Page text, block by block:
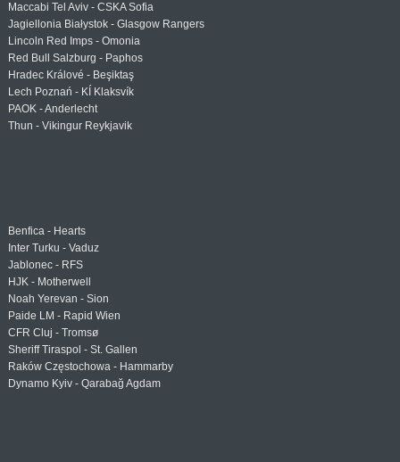
Maccabi Tel Aviv - CSKA Sofia
Jagiellonia Białystok - Glasgow Rangers
Lincoln Red Imps - Omonia
Red Bull Salzburg - Paphos
Hradec Králové - Beşiktaş
Lech Poznań - KÍ Klaksvík
PAOK - Anderlecht
Thun - Vikingur Reykjavik
Benfica - Hearts
Inter Turku - Vaduz
Jablonec - RFS
HJK - Motherwell
Noah Yerevan - Sion
Paide LM - Rapid Wien
CFR Cluj - Tromsø
Sheriff Tiraspol - St. Gallen
Raków Częstochowa - Hammarby
Dynamo Kyiv - Qarabağ Agdam